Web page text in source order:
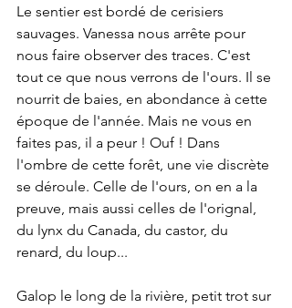
Le sentier est bordé de cerisiers
sauvages. Vanessa nous arrête pour
nous faire observer des traces. C'est
tout ce que nous verrons de l'ours. Il se
nourrit de baies, en abondance à cette
époque de l'année. Mais ne vous en
faites pas, il a peur ! Ouf ! Dans
l'ombre de cette forêt, une vie discrète
se déroule. Celle de l'ours, on en a la
preuve, mais aussi celles de l'orignal,
du lynx du Canada, du castor, du
renard, du loup...
Galop le long de la rivière, petit trot sur